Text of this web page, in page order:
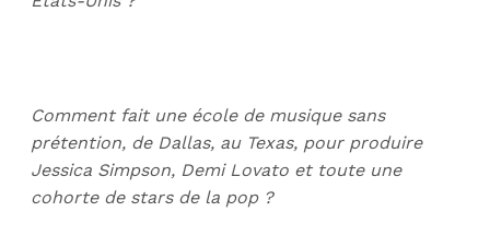
Comment fait une école de musique sans
prétention, de Dallas, au Texas, pour produire
Jessica Simpson, Demi Lovato et toute une
cohorte de stars de la pop ?